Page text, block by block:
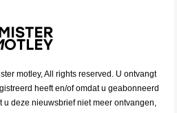
motley, All rights reserved. U ontvangt
heeft en/of omdat u geabonneerd
deze nieuwsbrief niet meer ontvangen,